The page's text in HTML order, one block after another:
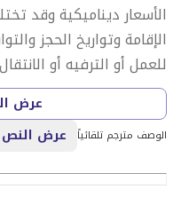
الأسعار ديناميكية وقد
الإقامة وتواريخ الحجز
للعمل أو الترفيه أو
حجز مرنة بما في ذلك
والسنوية.
• رسوم تنظيف عند
عرض
الوصف مترجم تلقائياً عرض النص